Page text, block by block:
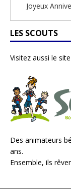
Joyeux
LES SCOUTS
Visitez aussi le
Des animateurs
ans.
Ensemble, ils